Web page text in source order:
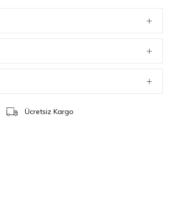
Ücretsiz Kargo